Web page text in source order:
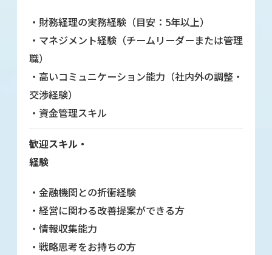
・財務経理の実務経験（目安：5年以上）
・マネジメント経験（チームリーダーまたは管理
職）
・高いコミュニケーション能力（社内外の調整・
交渉経験）
・資金管理スキル
歓迎スキル・
経験
・金融機関との折衝経験
・経営に関わる改善提案ができる方
・情報収集能力
・戦略思考をお持ちの方